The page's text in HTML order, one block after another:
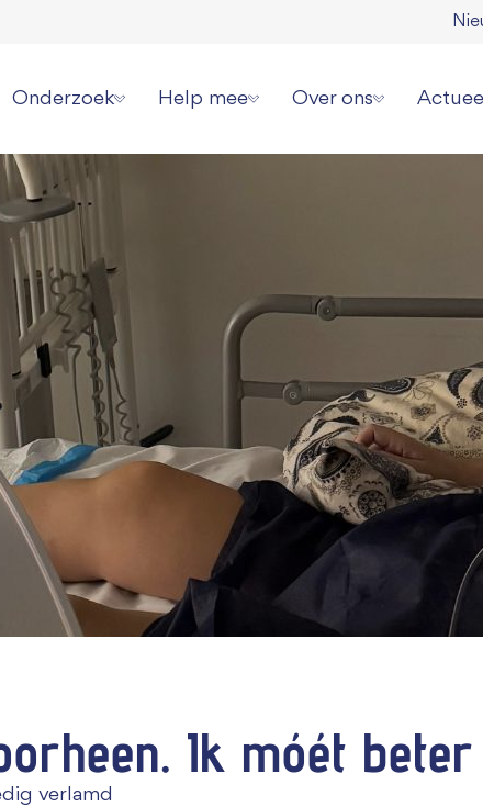
jou overkomen?
Onderzoek
Onze onderzoeksstrategie
Overzicht alle onderzoeken
Videoserie onderzoek
Informatie voor onderzoekers
Help mee
Collecteren
Periodiek schenken
Nalaten
Zakelijk bijdragen
Over ons
Ambassadeurs
Werken bij ons
Donatie wijzigen of
Contact
Pers
Ik móét
verlamd